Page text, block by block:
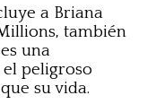
a Briana
también
una
el peligroso
su vida.